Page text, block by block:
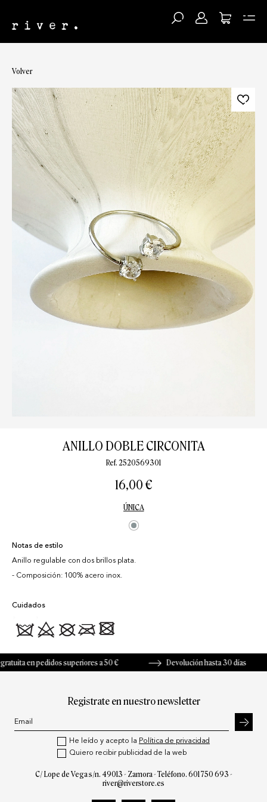
Volver
ANILLO DOBLE CIRCONITA
Ref. 2520569301
16,00 €
ÚNICA
Notas de estilo
Anillo regulable con dos brillos plata.
Composición: 100% acero inox.
Cuidados
en pedidos superiores a 50 € Devolución hasta 30 días
Registrate en nuestro newsletter
He leído y acepto la Política de privacidad
Quiero recibir publicidad de la web
C/ Lope de Vega s/n. 49013 - Zamora - Teléfono. 601 750 693 -
river@riverstore.es